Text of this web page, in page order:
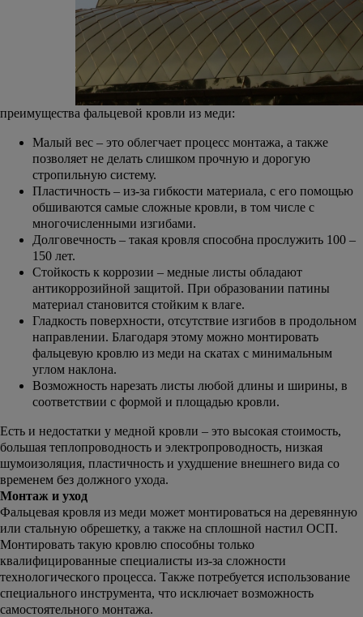
преимущества фальцевой кровли из меди:
Малый вес – это облегчает процесс монтажа, а также
позволяет не делать слишком прочную и дорогую
стропильную систему.
Пластичность – из-за гибкости материала, с его помощью
обшиваются самые сложные кровли, в том числе с
многочисленными изгибами.
Долговечность – такая кровля способна прослужить 100 –
150 лет.
Стойкость к коррозии – медные листы обладают
антикоррозийной защитой. При образовании патины
материал становится стойким к влаге.
Гладкость поверхности, отсутствие изгибов в продольном
направлении. Благодаря этому можно монтировать
фальцевую кровлю из меди на скатах с минимальным
углом наклона.
Возможность нарезать листы любой длины и ширины, в
соответствии с формой и площадью кровли.
Есть и недостатки у медной кровли – это высокая стоимость,
большая теплопроводность и электропроводность, низкая
шумоизоляция, пластичность и ухудшение внешнего вида со
временем без должного ухода.
Монтаж и уход
Фальцевая кровля из меди может монтироваться на деревянную
или стальную обрешетку, а также на сплошной настил ОСП.
Монтировать такую кровлю способны только
квалифицированные специалисты из-за сложности
технологического процесса. Также потребуется использование
специального инструмента, что исключает возможность
самостоятельного монтажа.